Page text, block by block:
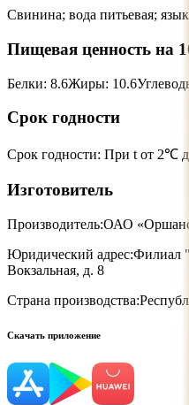
Свинина; вода питьевая;
Пищевая ценность на
Белки: 8.6Жиры: 10.6
Срок годности
Срок годности: При t от 2℃
Изготовитель
Производитель:ОАО
Юридический адрес:Филиал
Вокзальная, д. 8
Страна производства:
Скачать приложение